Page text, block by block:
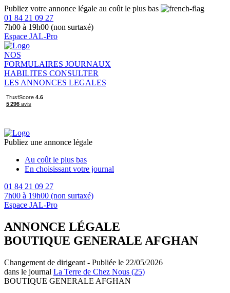
Publiez votre annonce légale au coût le plus bas
01 84 21 09 27
7h00 à 19h00 (non surtaxé)
Espace JAL-Pro
NOS
FORMULAIRES JOURNAUX
HABILITES CONSULTER
LES ANNONCES LEGALES
Publiez une annonce légale
Au coût le plus bas
En choisissant votre journal
01 84 21 09 27
7h00 à 19h00 (non surtaxé)
Espace JAL-Pro
ANNONCE LÉGALE
BOUTIQUE GENERALE AFGHAN
Changement de dirigeant - Publiée le 22/05/2026
dans le journal La Terre de Chez Nous (25)
BOUTIQUE GENERALE AFGHAN